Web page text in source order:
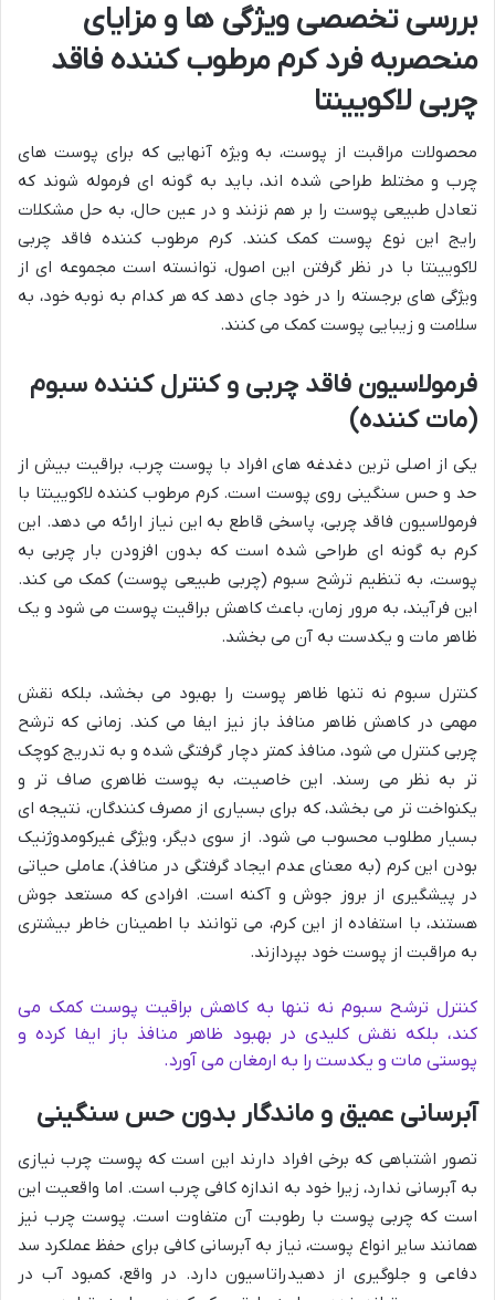
بررسی تخصصی ویژگی ها و مزایای
منحصربه فرد کرم مرطوب کننده فاقد
چربی لاکویینتا
محصولات مراقبت از پوست، به ویژه آنهایی که برای پوست های
چرب و مختلط طراحی شده اند، باید به گونه ای فرموله شوند که
تعادل طبیعی پوست را بر هم نزنند و در عین حال، به حل مشکلات
رایج این نوع پوست کمک کنند. کرم مرطوب کننده فاقد چربی
لاکویینتا با در نظر گرفتن این اصول، توانسته است مجموعه ای از
ویژگی های برجسته را در خود جای دهد که هر کدام به نوبه خود، به
سلامت و زیبایی پوست کمک می کنند.
فرمولاسیون فاقد چربی و کنترل کننده سبوم
(مات کننده)
یکی از اصلی ترین دغدغه های افراد با پوست چرب، براقیت بیش از
حد و حس سنگینی روی پوست است. کرم مرطوب کننده لاکویینتا با
فرمولاسیون فاقد چربی، پاسخی قاطع به این نیاز ارائه می دهد. این
کرم به گونه ای طراحی شده است که بدون افزودن بار چربی به
پوست، به تنظیم ترشح سبوم (چربی طبیعی پوست) کمک می کند.
این فرآیند، به مرور زمان، باعث کاهش براقیت پوست می شود و یک
ظاهر مات و یکدست به آن می بخشد.
کنترل سبوم نه تنها ظاهر پوست را بهبود می بخشد، بلکه نقش
مهمی در کاهش ظاهر منافذ باز نیز ایفا می کند. زمانی که ترشح
چربی کنترل می شود، منافذ کمتر دچار گرفتگی شده و به تدریج کوچک
تر به نظر می رسند. این خاصیت، به پوست ظاهری صاف تر و
یکنواخت تر می بخشد، که برای بسیاری از مصرف کنندگان، نتیجه ای
بسیار مطلوب محسوب می شود. از سوی دیگر، ویژگی غیرکومدوژنیک
بودن این کرم (به معنای عدم ایجاد گرفتگی در منافذ)، عاملی حیاتی
در پیشگیری از بروز جوش و آکنه است. افرادی که مستعد جوش
هستند، با استفاده از این کرم، می توانند با اطمینان خاطر بیشتری
به مراقبت از پوست خود بپردازند.
کنترل ترشح سبوم نه تنها به کاهش براقیت پوست کمک می
کند، بلکه نقش کلیدی در بهبود ظاهر منافذ باز ایفا کرده و
پوستی مات و یکدست را به ارمغان می آورد.
آبرسانی عمیق و ماندگار بدون حس سنگینی
تصور اشتباهی که برخی افراد دارند این است که پوست چرب نیازی
به آبرسانی ندارد، زیرا خود به اندازه کافی چرب است. اما واقعیت این
است که چربی پوست با رطوبت آن متفاوت است. پوست چرب نیز
همانند سایر انواع پوست، نیاز به آبرسانی کافی برای حفظ عملکرد سد
دفاعی و جلوگیری از دهیدراتاسیون دارد. در واقع، کمبود آب در